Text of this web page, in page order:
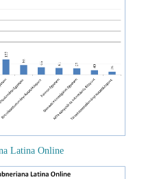
Latina Online